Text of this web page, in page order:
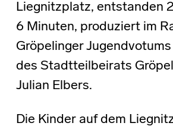
Liegnitzplatz, entstanden
6 Minuten, produziert im
Gröpelinger
des Stadtteilbeirats
Julian Elbers.
Die Kinder auf dem